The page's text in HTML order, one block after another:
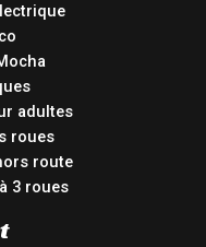
adultes
roues
route
3 roues